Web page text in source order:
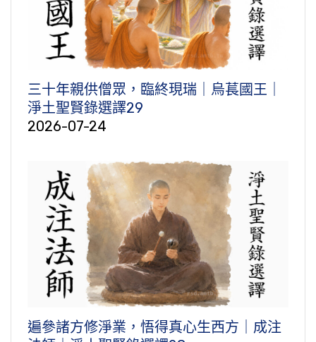
三十年親供僧眾，臨終現瑞｜烏萇國王｜
淨土聖賢錄選譯29
2026-07-24
遍參諸方修淨業，悟得真心生西方｜成注